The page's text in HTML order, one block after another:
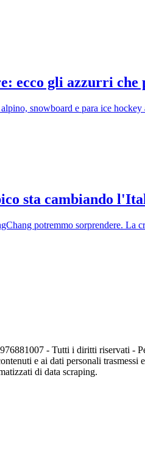
ecco gli azzurri che
snowboard e para ice
sta cambiando
potremmo sorprendere. La
- Tutti i diritti riservati -
e ai dati personali
di data scraping.